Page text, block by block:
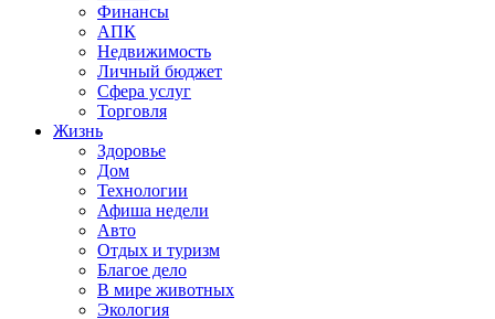
Финансы
АПК
Недвижимость
Личный бюджет
Сфера услуг
Торговля
Жизнь
Здоровье
Дом
Технологии
Афиша недели
Авто
Отдых и туризм
Благое дело
В мире животных
Экология